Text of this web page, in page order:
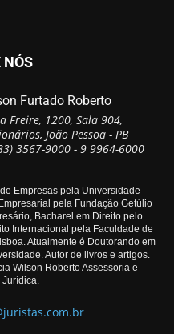
NÓS
Furtado Roberto
Freire, 1200, Sala 904,
João Pessoa - PB
3567-9000 - 9 9964-6000
Empresas pela Universidade
pela Fundação Getúlio
Bacharel em Direito pelo
Internacional pela Faculdade de
Atualmente é Doutorando em
Autor de livros e artigos.
Wilson Roberto Assessoria e
Jurídica.